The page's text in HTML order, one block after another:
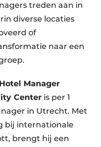
treden aan in
diverse locaties
of
naar een
Manager
Center is per 1
in Utrecht. Met
bij internationale
brengt hij een